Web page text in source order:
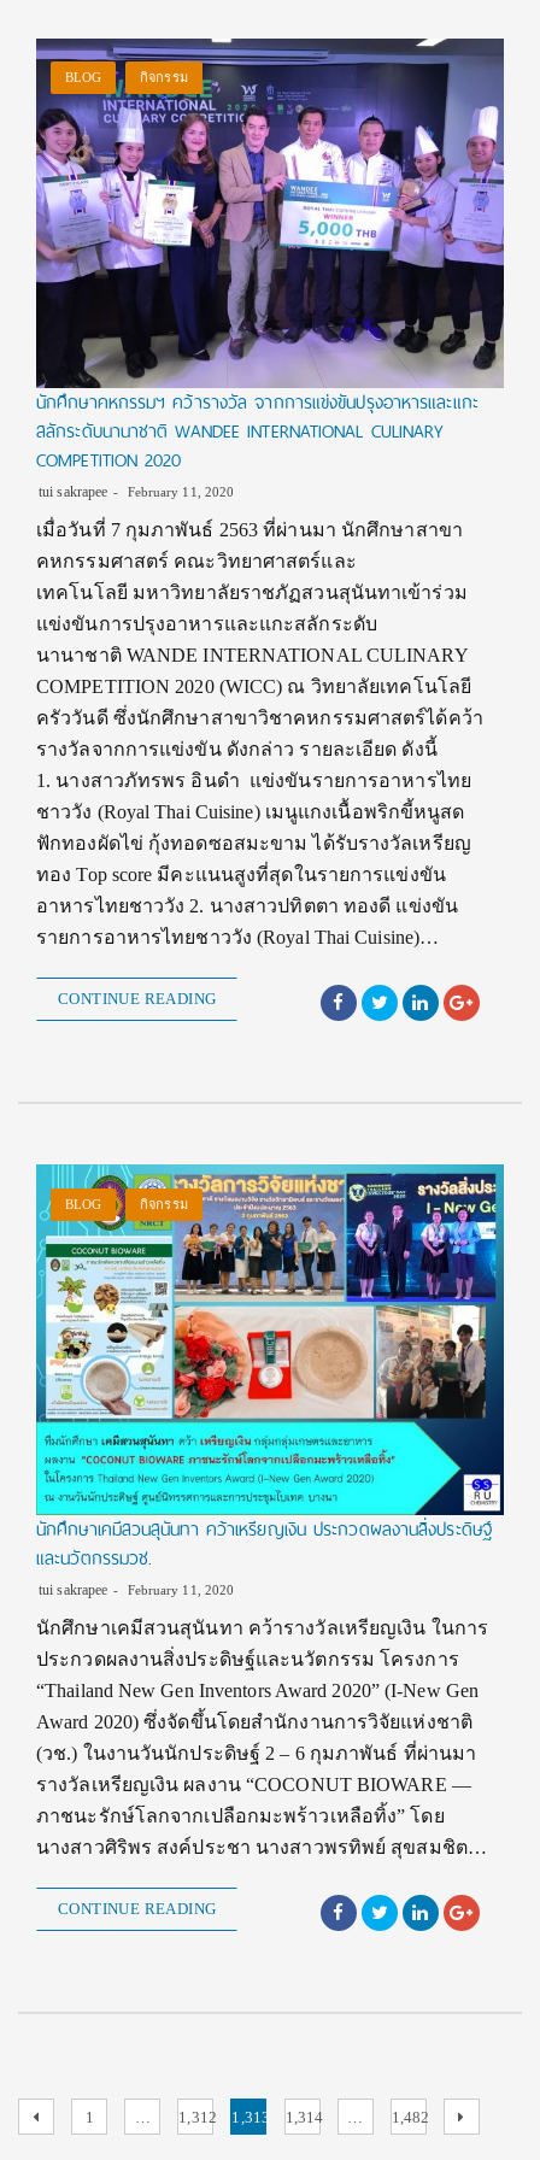
BLOG กิจกรรม
นักศึกษาคหกรรมฯ คว้ารางวัล จากการแข่งขันปรุงอาหารและแกะ
สลักระดับนานาชาติ WANDEE INTERNATIONAL CULINARY
COMPETITION 2020
tui sakrapee February 11, 2020
เมื่อวันที่ 7 กุมภาพันธ์ 2563 ที่ผ่านมา นักศึกษาสาขา
คหกรรมศาสตร์ คณะวิทยาศาสตร์และ
เทคโนโลยี มหาวิทยาลัยราชภัฏสวนสุนันทาเข้าร่วม
แข่งขันการปรุงอาหารและแกะสลักระดับ
นานาชาติ WANDE INTERNATIONAL CULINARY
COMPETITION 2020 (WICC) ณ วิทยาลัยเทคโนโลยี
ครัววันดี ซึ่งนักศึกษาสาขาวิชาคหกรรมศาสตร์ได้คว้า
รางวัลจากการแข่งขัน ดังกล่าว รายละเอียด ดังนี้
1. นางสาวภัทรพร อินดำ แข่งขันรายการอาหารไทย
ชาววัง (Royal Thai Cuisine) เมนูแกงเนื้อพริกขี้หนูสด
ฟักทองผัดไข่ กุ้งทอดซอสมะขาม ได้รับรางวัลเหรียญ
ทอง Top score มีคะแนนสูงที่สุดในรายการแข่งขัน
อาหารไทยชาววัง 2. นางสาวปทิตตา ทองดี แข่งขัน
รายการอาหารไทยชาววัง (Royal Thai Cuisine)…
CONTINUE READING
BLOG กิจกรรม
นักศึกษาเคมีสวนสุนันทา คว้าเหรียญเงิน ประกวดผลงานสิ่งประดิษฐ์
และนวัตกรรมวช.
tui sakrapee February 11, 2020
นักศึกษาเคมีสวนสุนันทา คว้ารางวัลเหรียญเงิน ในการ
ประกวดผลงานสิ่งประดิษฐ์และนวัตกรรม โครงการ
“Thailand New Gen Inventors Award 2020” (I-New Gen
Award 2020) ซึ่งจัดขึ้นโดยสำนักงานการวิจัยแห่งชาติ
(วช.) ในงานวันนักประดิษฐ์ 2 – 6 กุมภาพันธ์ ที่ผ่านมา
รางวัลเหรียญเงิน ผลงาน “COCONUT BIOWARE —
ภาชนะรักษ์โลกจากเปลือกมะพร้าวเหลือทิ้ง” โดย
นางสาวศิริพร สงค์ประชา นางสาวพรทิพย์ สุขสมชิต…
CONTINUE READING
Posts
PreviousPage
1 … Page
1,312 Page
1,313 Page
1,314 … Page
1,482